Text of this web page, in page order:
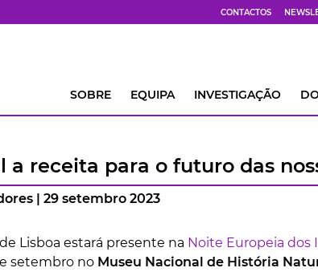
CONTACTOS
SOBRE EQUIPA INVESTIGAÇÃO
a receita para o futuro das
| 29 setembro 2023
Lisboa estará presente na Noite Europeia dos
setembro no Museu Nacional de História